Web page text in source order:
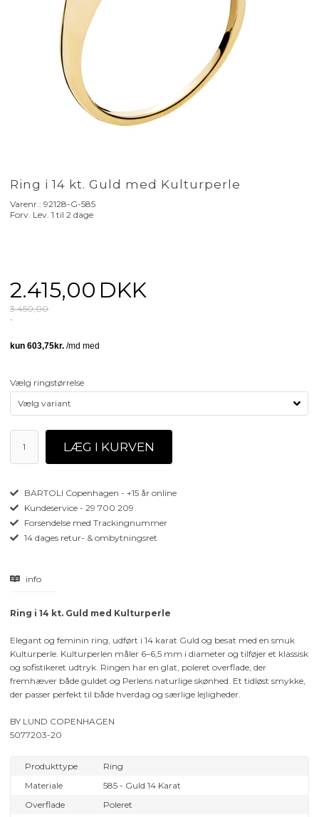
Ring i 14 kt. Guld med Kulturperle
Varenr.:92128-G-585
Forv. Lev. 1 til 2 dage
2.415,00 DKK
3.450,00
Vælg ringstørrelse
BARTOLI Copenhagen - +15 år online
Kundeservice - 29 700 209
Forsendelse med Trackingnummer
14 dages retur- & ombytningsret
info
Ring i 14 kt. Guld med Kulturperle
Elegant og feminin ring, udført i 14 karat Guld og besat med en smuk
Kulturperle. Kulturperlen måler 6–6,5 mm i diameter og tilføjer et klassisk
og sofistikeret udtryk. Ringen har en glat, poleret overflade, der
fremhæver både guldet og Perlens naturlige skønhed. Et tidløst smykke,
der passer perfekt til både hverdag og særlige lejligheder.
BY LUND COPENHAGEN
5077203-20
Produkttype
Ring
Materiale
585 - Guld 14 Karat
Overflade
Poleret